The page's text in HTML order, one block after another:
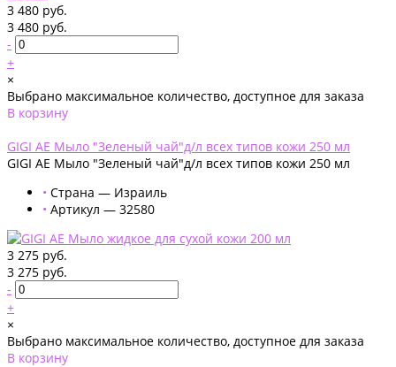
3 480 руб.
3 480 руб.
-
+
×
Выбрано максимальное количество, доступное для заказа
В корзину
GIGI AE Мыло "Зеленый чай"д/л всех типов кожи 250 мл
GIGI AE Мыло "Зеленый чай"д/л всех типов кожи 250 мл
• Страна — Израиль
• Артикул — 32580
3 275 руб.
3 275 руб.
-
+
×
Выбрано максимальное количество, доступное для заказа
В корзину